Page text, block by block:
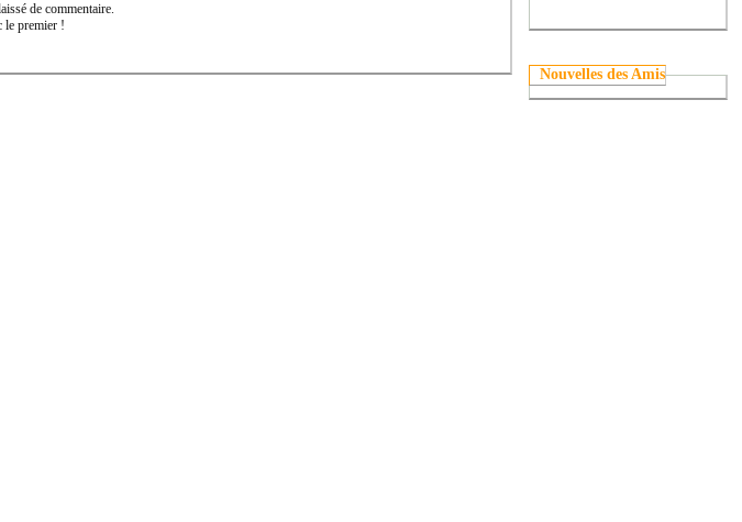
de commentaire.
le premier !
Nouvelles des Amis